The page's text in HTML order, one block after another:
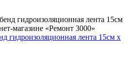
лента 15см х